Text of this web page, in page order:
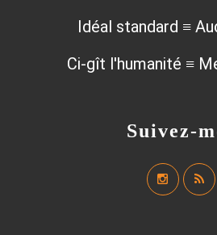
Suivez-
Idéal standard ≡
Ci-gît l'humanité ≡